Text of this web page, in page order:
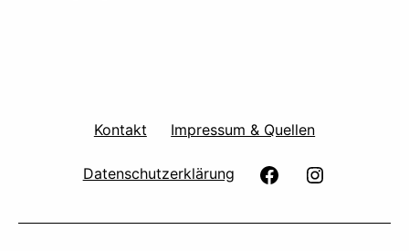
Kontakt Impressum & Quellen
Datenschutzerklärung facebook